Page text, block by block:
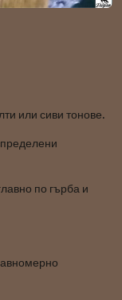
или сиви тонове.
по гърба и